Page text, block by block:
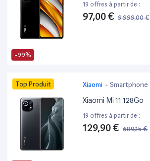
-99%
19 offres à partir de :
97,00 € 9 999,00 €
Top Produit Xiaomi - Smartphone
Xiaomi Mi 11 128Go
19 offres à partir de :
129,90 € 689,15 €